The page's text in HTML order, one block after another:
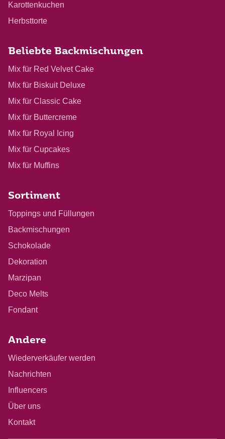
Karottenkuchen
Herbsttorte
Beliebte Backmischungen
Mix für Red Velvet Cake
Mix für Biskuit Deluxe
Mix für Classic Cake
Mix für Buttercreme
Mix für Royal Icing
Mix für Cupcakes
Mix für Muffins
Sortiment
Toppings und Füllungen
Backmischungen
Schokolade
Dekoration
Marzipan
Deco Melts
Fondant
Andere
Wiederverkäufer werden
Nachrichten
Influencers
Über uns
Kontakt